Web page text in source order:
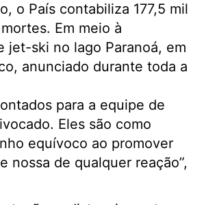
o País contabiliza 177,5 mil
Em meio à
jet-ski no lago Paranoá, em
anunciado durante toda a
para a equipe de
Eles são como
equívoco ao promover
nossa de qualquer reação”,